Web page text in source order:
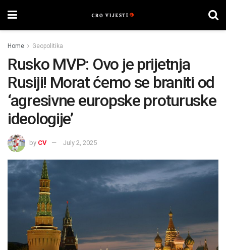
Home Geopolitika
Rusko MVP: Ovo je prijetnja
Rusiji! Morat ćemo se braniti od
‘agresivne europske proturuske
ideologije’
by CV July 2, 2025